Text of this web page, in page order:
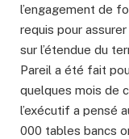
l’engagement de
requis pour
sur l’étendue du
Pareil a été fait
quelques mois de
l’exécutif a pensé
000 tables bancs